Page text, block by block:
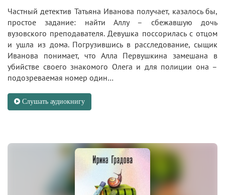
Частный детектив Татьяна Иванова получает, казалось бы,
простое задание: найти Аллу – сбежавшую дочь
вузовского преподавателя. Девушка поссорилась с отцом
и ушла из дома. Погрузившись в расследование, сыщик
Иванова понимает, что Алла Первушкина замешана в
убийстве своего знакомого Олега и для полиции она –
подозреваемая номер один…
Слушать аудиокнигу